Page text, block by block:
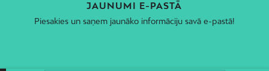
JAUNUMI E-PASTĀ
Piesakies un saņem jaunāko informāciju savā e-pastā!